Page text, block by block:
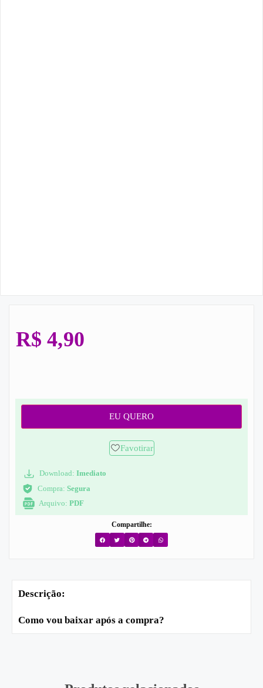
R$ 4,90
EU QUERO
Favotirar
Download: Imediato
Compra: Segura
Arquivo: PDF
Compartilhe:
Descrição:
Como vou baixar após a compra?